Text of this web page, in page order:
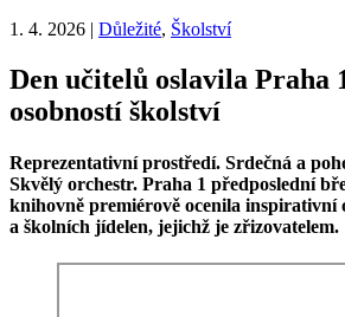
1. 4. 2026 | Důležité, Školství
Den učitelů oslavila Praha
osobností školství
Reprezentativní prostředí. Srdečná a
Skvělý orchestr. Praha 1 předposlední
knihovně premiérově ocenila inspirativní
a školních jídelen, jejichž je zřizovatelem.